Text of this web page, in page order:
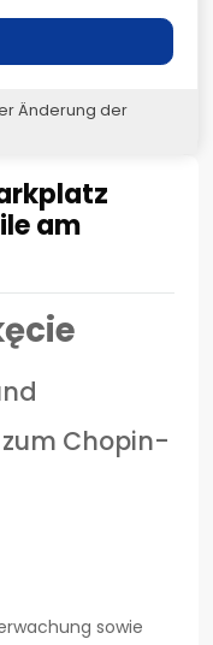
am
Chopin-
sowie
Änderung der